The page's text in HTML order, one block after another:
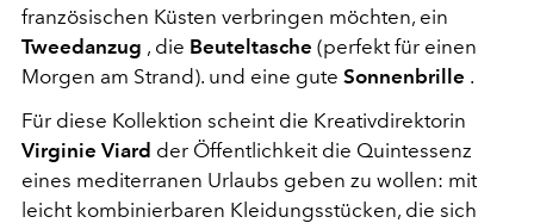
französischen Küsten verbringen möchten, ein
Tweedanzug , die Beuteltasche (perfekt für einen
Morgen am Strand). und eine gute Sonnenbrille .
Für diese Kollektion scheint die Kreativdirektorin
Virginie Viard der Öffentlichkeit die Quintessenz
eines mediterranen Urlaubs geben zu wollen: mit
leicht kombinierbaren Kleidungsstücken, die sich